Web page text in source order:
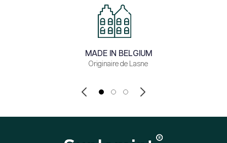
MADE IN BELGIUM
Originaire de Lasne